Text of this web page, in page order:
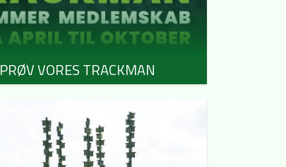
PRØV VORES TRACKMAN